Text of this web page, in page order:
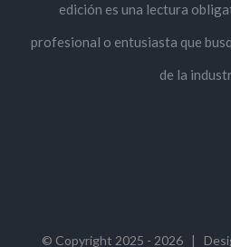
edición es una lectura
profesional o entusiasta que
de la
© Copyright 2025 - 2026 |